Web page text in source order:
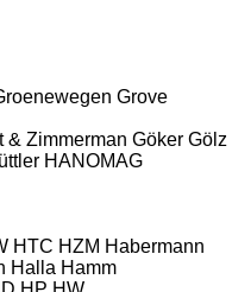
Grove
& Zimmerman Göker Gölz
HANOMAG
HTC HZM Habermann
Halla Hamm